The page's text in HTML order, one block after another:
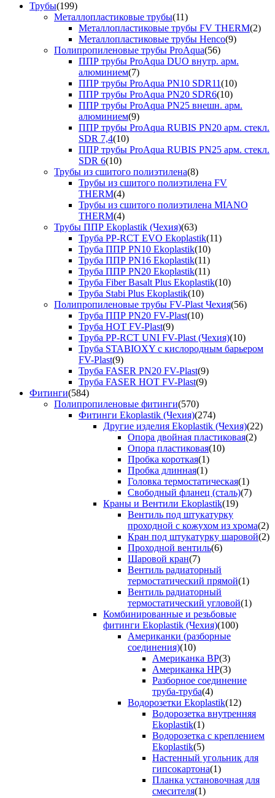
Трубы(199)
Металлопластиковые трубы(11)
Металлопластиковые трубы FV THERM(2)
Металлопластиковые трубы Henco(9)
Полипропиленовые трубы ProAqua(56)
ППР трубы ProAqua DUO внутр. арм.
алюминием(7)
ППР трубы ProAqua PN10 SDR11(10)
ППР трубы ProAqua PN20 SDR6(10)
ППР трубы ProAqua PN25 внешн. арм.
алюминием(9)
ППР трубы ProAqua RUBIS PN20 арм. стекл.
SDR 7,4(10)
ППР трубы ProAqua RUBIS PN25 арм. стекл.
SDR 6(10)
Трубы из сшитого полиэтилена(8)
Трубы из сшитого полиэтилена FV
THERM(4)
Трубы из сшитого полиэтилена MIANO
THERM(4)
Трубы ППР Ekoplastik (Чехия)(63)
Труба PP-RCT EVO Ekoplastik(11)
Труба ППР PN10 Ekoplastik(10)
Труба ППР PN16 Ekoplastik(11)
Труба ППР PN20 Ekoplastik(11)
Труба Fiber Basalt Plus Ekoplastik(10)
Труба Stabi Plus Ekoplastik(10)
Полипропиленовые трубы FV-Plast Чехия(56)
Труба ППР PN20 FV-Plast(10)
Труба HOT FV-Plast(9)
Труба PP-RCT UNI FV-Plast (Чехия)(10)
Труба STABIOXY с кислородным барьером
FV-Plast(9)
Труба FASER PN20 FV-Plast(9)
Труба FASER HOT FV-Plast(9)
Фитинги(584)
Полипропиленовые фитинги(570)
Фитинги Ekoplastik (Чехия)(274)
Другие изделия Ekoplastik (Чехия)(22)
Опора двойная пластиковая(2)
Опора пластиковая(10)
Пробка короткая(1)
Пробка длинная(1)
Головка термостатическая(1)
Свободный фланец (сталь)(7)
Краны и Вентили Ekoplastik(19)
Вентиль под штукатурку
проходной с кожухом из хрома(2)
Кран под штукатурку шаровой(2)
Проходной вентиль(6)
Шаровой кран(7)
Вентиль радиаторный
термостатический прямой(1)
Вентиль радиаторный
термостатический угловой(1)
Комбинированные и резьбовые
фитинги Ekoplastik (Чехия)(100)
Американки (разборные
соединения)(10)
Американка ВР(3)
Американка НР(3)
Разборное соединение
труба-труба(4)
Водорозетки Ekoplastik(12)
Водорозетка внутренняя
Ekoplastik(1)
Водорозетка с креплением
Ekoplastik(5)
Настенный угольник для
гипсокартона(1)
Планка установочная для
смесителя(1)